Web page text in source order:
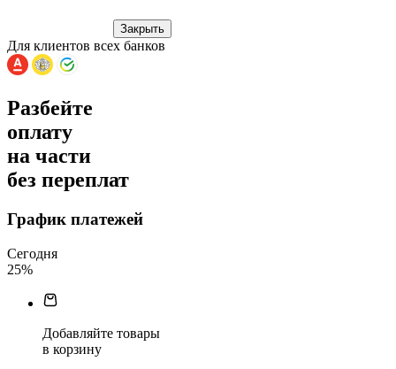
Закрыть
Для клиентов всех банков
Разбейте
оплату
на части
без переплат
График платежей
Сегодня
25%
Добавляйте товары
в корзину